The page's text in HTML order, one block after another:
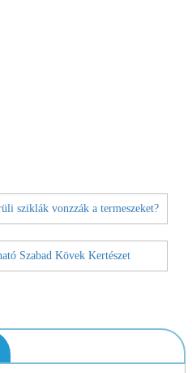
sziklák vonzzák a termeszeket?
Szabad Kövek Kertészet